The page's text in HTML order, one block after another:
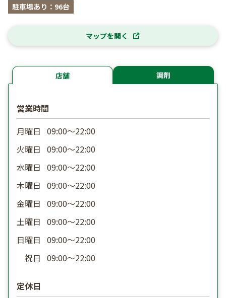
駐車場あり：96台
マップを開く
店舗 調剤
営業時間
月曜日 09:00〜22:00
火曜日 09:00〜22:00
水曜日 09:00〜22:00
木曜日 09:00〜22:00
金曜日 09:00〜22:00
土曜日 09:00〜22:00
日曜日 09:00〜22:00
祝日 09:00〜22:00
定休日